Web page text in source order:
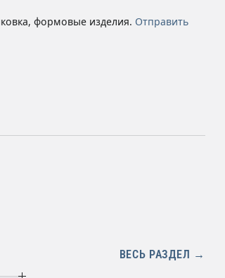
формовые изделия. Отправить
ВЕСЬ РАЗДЕЛ →